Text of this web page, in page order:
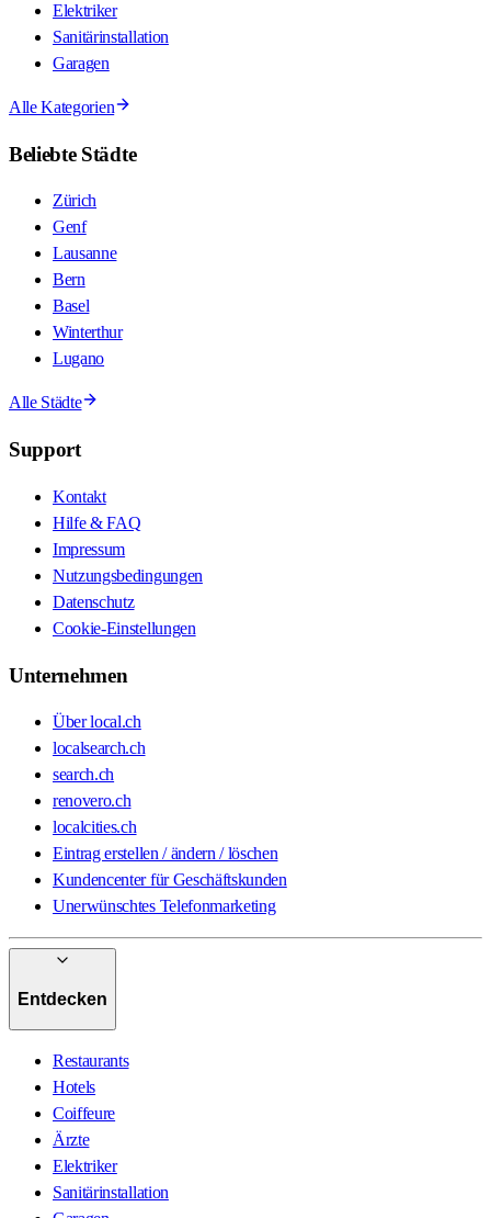
Elektriker
Sanitärinstallation
Garagen
Alle Kategorien
Beliebte Städte
Zürich
Genf
Lausanne
Bern
Basel
Winterthur
Lugano
Alle Städte
Support
Kontakt
Hilfe & FAQ
Impressum
Nutzungsbedingungen
Datenschutz
Cookie-Einstellungen
Unternehmen
Über local.ch
localsearch.ch
search.ch
renovero.ch
localcities.ch
Eintrag erstellen / ändern / löschen
Kundencenter für Geschäftskunden
Unerwünschtes Telefonmarketing
Entdecken
Restaurants
Hotels
Coiffeure
Ärzte
Elektriker
Sanitärinstallation